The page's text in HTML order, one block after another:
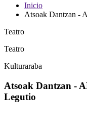
Inicio
Atsoak Dantzan -
Teatro
Teatro
Kulturaraba
Atsoak Dantzan -
Legutio